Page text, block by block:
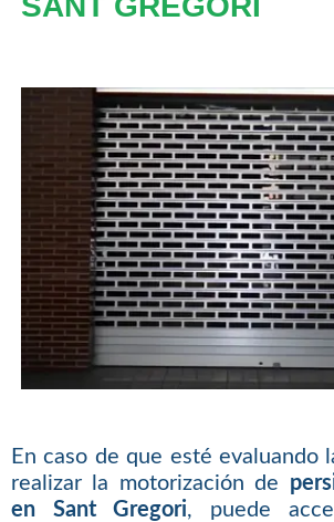
En caso de que esté evaluando
realizar la motorización de
en Sant Gregori, puede